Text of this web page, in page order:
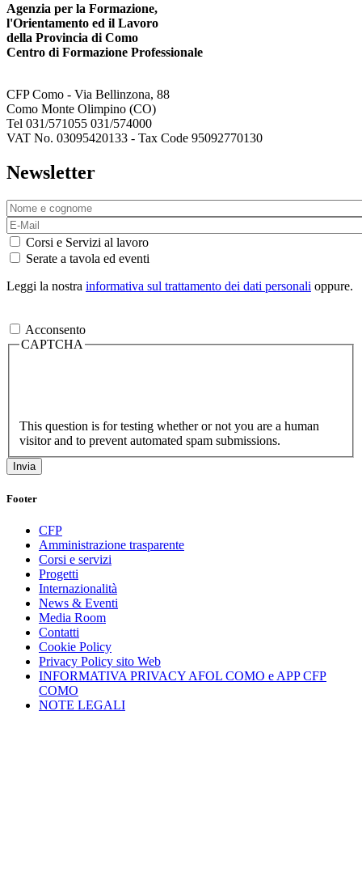
Agenzia per la Formazione,
l'Orientamento ed il Lavoro
della Provincia di Como
Centro di Formazione Professionale
CFP Como - Via Bellinzona, 88
Como Monte Olimpino (CO)
Tel 031/571055 031/574000
VAT No. 03095420133 - Tax Code 95092770130
Newsletter
Corsi e Servizi al lavoro
Serate a tavola ed eventi
Leggi la nostra informativa sul trattamento dei dati personali oppure.
Acconsento
CAPTCHA
This question is for testing whether or not you are a human
visitor and to prevent automated spam submissions.
Footer
CFP
Amministrazione trasparente
Corsi e servizi
Progetti
Internazionalità
News & Eventi
Media Room
Contatti
Cookie Policy
Privacy Policy sito Web
INFORMATIVA PRIVACY AFOL COMO e APP CFP
COMO
NOTE LEGALI